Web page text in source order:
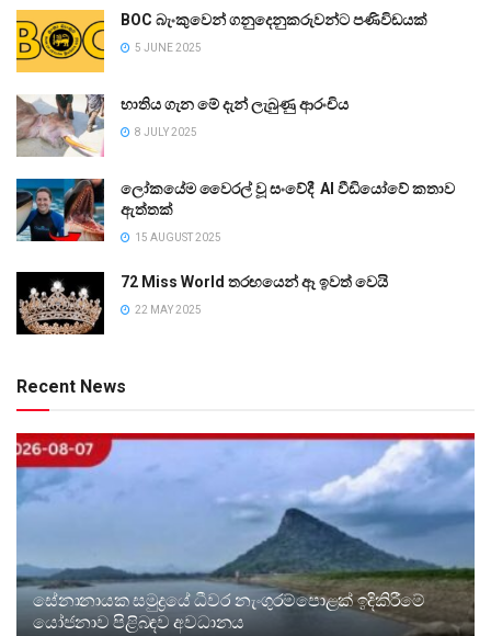
BOC බැංකුවෙන් ගනුදෙනුකරුවන්ට පණිවිඩයක්
5 JUNE 2025
භාතිය ගැන මේ දැන් ලැබුණු ආරංචිය
8 JULY 2025
ලෝකයේම වෛරල් වූ සංවේදී AI වීඩියෝවේ කතාව
ඇත්තක්
15 AUGUST 2025
72 Miss World තරඟයෙන් ඈ ඉවත් වෙයි
22 MAY 2025
Recent News
සේනානායක සමුද්‍රයේ ධීවර නැංගුරම්පොළක් ඉදිකිරීමේ
යෝජනාව පිළිබඳව අවධානය